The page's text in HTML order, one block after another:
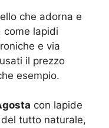
che adorna e
come lapidi
e via
il prezzo
esempio.
con lapide
tutto naturale,